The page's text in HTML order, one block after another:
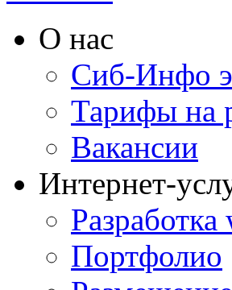
О нас
Сиб-Инфо
Тарифы на
Вакансии
Интернет-
Портфолио